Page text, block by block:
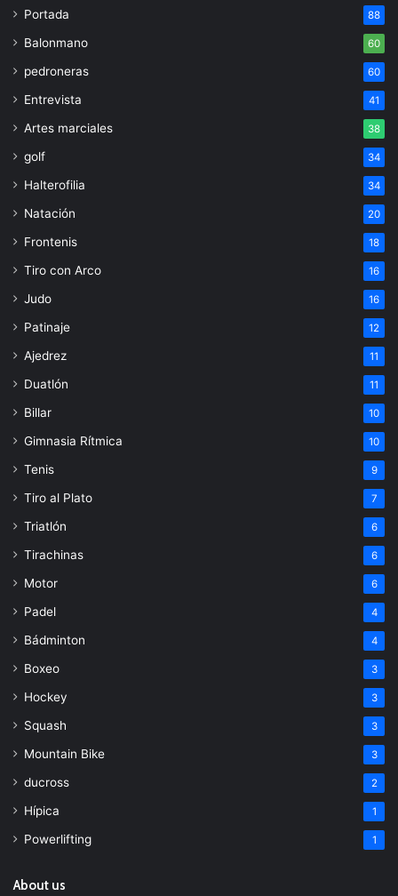
Portada 88
Balonmano 60
pedroneras 60
Entrevista 41
Artes marciales 38
golf 34
Halterofilia 34
Natación 20
Frontenis 18
Tiro con Arco 16
Judo 16
Patinaje 12
Ajedrez 11
Duatlón 11
Billar 10
Gimnasia Rítmica 10
Tenis 9
Tiro al Plato 7
Triatlón 6
Tirachinas 6
Motor 6
Padel 4
Bádminton 4
Boxeo 3
Hockey 3
Squash 3
Mountain Bike 3
ducross 2
Hípica 1
Powerlifting 1
About us